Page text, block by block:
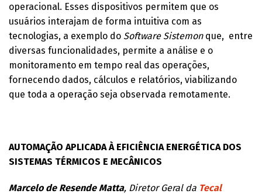
operacional. Esses dispositivos permitem que os
usuários interajam de forma intuitiva com as
tecnologias, a exemplo do Software Sistemonque, entre
diversas funcionalidades, permite a análise e o
monitoramento em tempo real das operações,
fornecendo dados, cálculos e relatórios, viabilizando
que toda a operação seja observada remotamente.
AUTOMAÇÃO APLICADA À EFICIÊNCIA ENERGÉTICA DOS
SISTEMAS TÉRMICOS E MECÂNICOS
Marcelo de Resende Matta, Diretor Geral da Tecal